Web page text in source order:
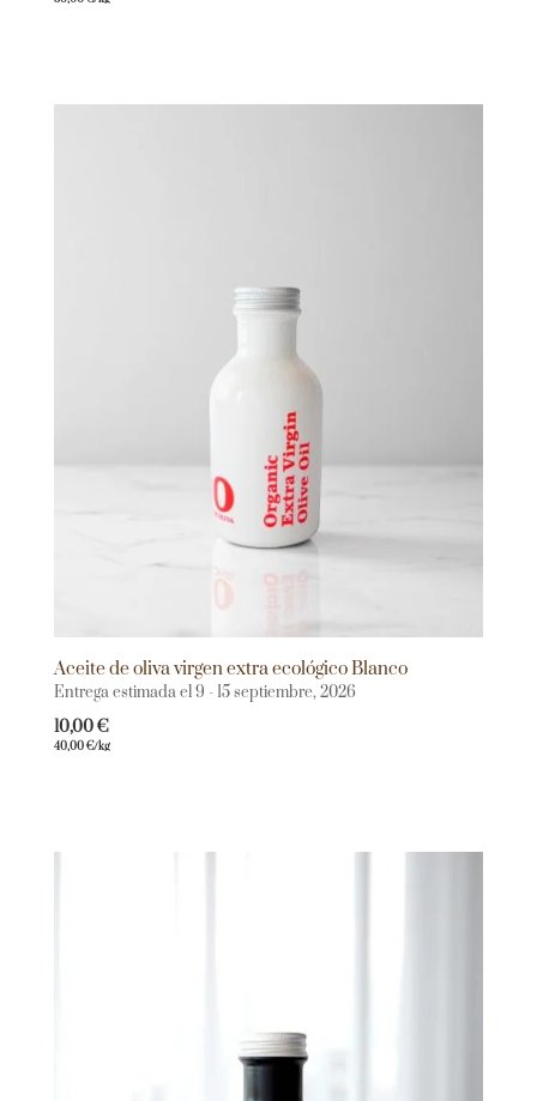
Aceite de oliva virgen extra ecológico Blanco
Entrega estimada el 9 - 15 septiembre, 2026
10,00€
40,00€/kg